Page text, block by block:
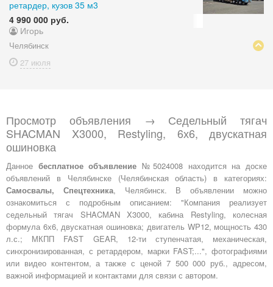
ретардер, кузов 35 м3
4 990 000 руб.
Игорь
Челябинск
27 июля
Просмотр объявления → Седельный тягач
SHACMAN X3000, Restyling, 6х6, двускатная
ошиновка
Данное бесплатное объявление №5024008 находится на доске
объявлений в Челябинске (Челябинская область) в категориях:
Самосвалы, Спецтехника, Челябинск. В объявлении можно
ознакомиться с подробным описанием: "Компания реализует
седельный тягач SHACMAN X3000, кабина Restyling, колесная
формула 6х6, двускатная ошиновка; двигатель WP12, мощность 430
л.с.; МКПП FAST GEAR, 12-ти ступенчатая, механическая,
синхронизированная, с ретардером, марки FAST;...", фотографиями
или видео контентом, а также с ценой 7 500 000 руб., адресом,
важной информацией и контактами для связи с автором.